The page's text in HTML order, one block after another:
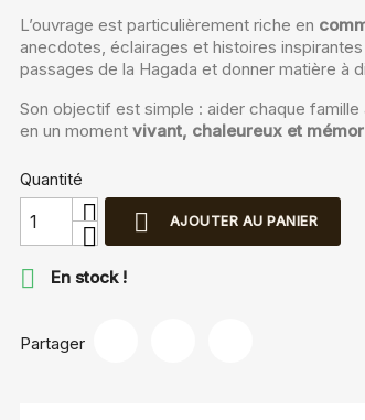
L’ouvrage est particulièrement riche en
anecdotes, éclairages et histoires
passages de la Hagada et donner matière à
Son objectif est simple : aider chaque
en un moment vivant, chaleureux et
Quantité
 AJOUTER AU PANIER
 En stock !
Partager